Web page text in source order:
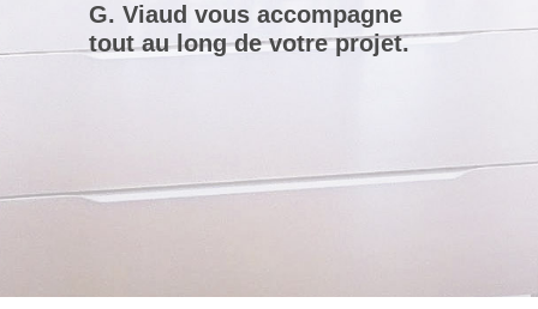
G. Viaud vous accompagne
tout au long de votre projet.